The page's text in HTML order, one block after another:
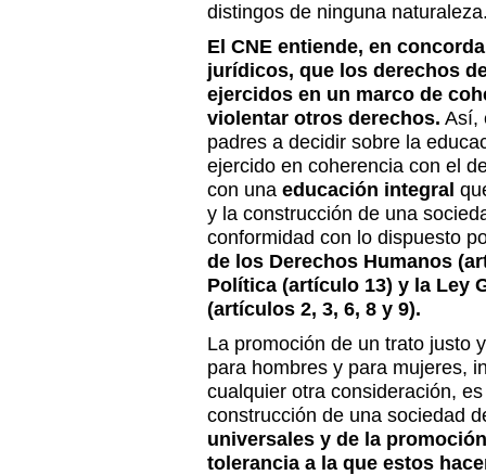
distingos de ninguna
El CNE entiende, en
jurídicos, que los derechos
ejercidos en un marco de
violentar otros derechos. Así,
padres a decidir sobre la
ejercido en coherencia con el
con una educación integral
y la construcción de una
conformidad con lo dispuesto
de los Derechos Humanos
Política (artículo 13) y la Ley
(artículos 2, 3, 6, 8 y 9).
La promoción de un trato justo
para hombres y para mujeres,
cualquier otra consideración,
construcción de una sociedad
universales y de la
tolerancia a la que estos